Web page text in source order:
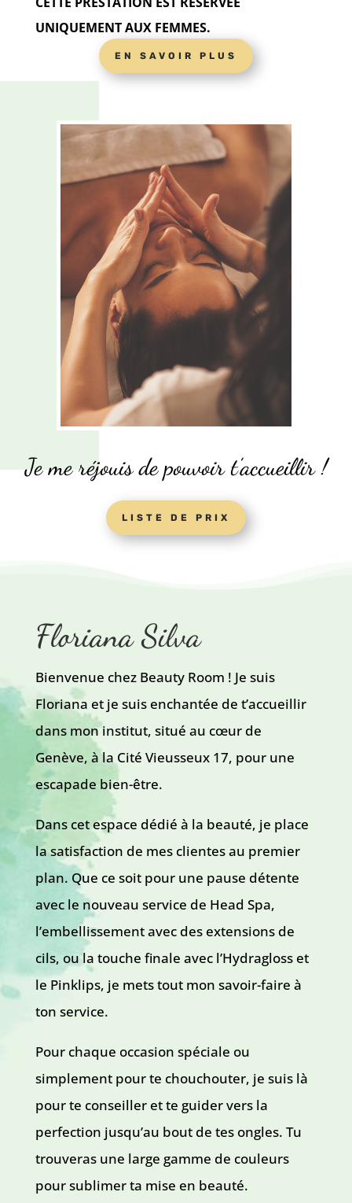
UNIQUEMENT AUX FEMMES.
EN SAVOIR PLUS
Je me réjouis de pouvoir t’accueillir !
LISTE DE PRIX
Floriana Silva
Bienvenue chez Beauty Room ! Je suis
Floriana et je suis enchantée de t’accueillir
dans mon institut, situé au cœur de
Genève, à la Cité Vieusseux 17, pour une
escapade bien-être.
Dans cet espace dédié à la beauté, je place
la satisfaction de mes clientes au premier
plan. Que ce soit pour une pause détente
avec le nouveau service de Head Spa,
l’embellissement avec des extensions de
cils, ou la touche finale avec l’Hydragloss et
le Pinklips, je mets tout mon savoir-faire à
ton service.
Pour chaque occasion spéciale ou
simplement pour te chouchouter, je suis là
pour te conseiller et te guider vers la
perfection jusqu’au bout de tes ongles. Tu
trouveras une large gamme de couleurs
pour sublimer ta mise en beauté.